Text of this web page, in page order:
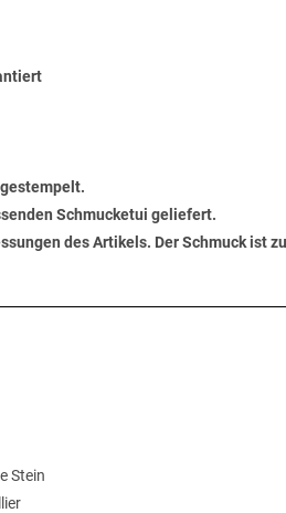
Schmucketui geliefert.
des Artikels. Der Schmuck ist
Stein